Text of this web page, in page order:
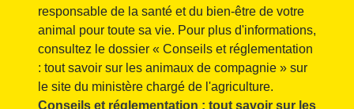
responsable de la santé et du bien-être de votre
animal pour toute sa vie. Pour plus d'informations,
consultez le dossier « Conseils et réglementation
: tout savoir sur les animaux de compagnie » sur
le site du ministère chargé de l'agriculture.
Conseils et réglementation : tout savoir sur les